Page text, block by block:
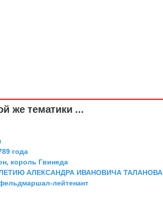
же тематики ...
года
король Гвинеда
АЛЕКСАНДРА ИВАНОВИЧА ТАЛАНОВА
лейтенант